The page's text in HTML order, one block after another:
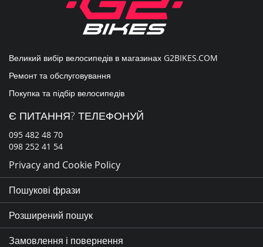
Великий вибір велосипедів в магазинах G2BIKES.COM
Ремонт та обслуговування
Покупка та підбір велосипедів
Є ПИТАННЯ? ТЕЛЕФОНУЙ
095 482 48 70
098 252 41 54
Privacy and Cookie Policy
Пошукові фрази
Розширений пошук
Замовлення і повернення